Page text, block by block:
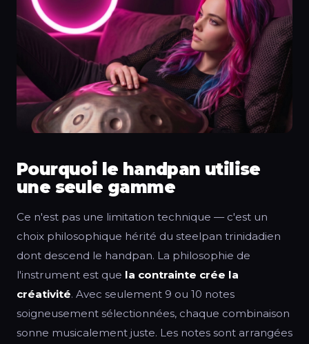
Pourquoi le handpan utilise
une seule gamme
Ce n'est pas une limitation technique — c'est un
choix philosophique hérité du steelpan trinidadien
dont descend le handpan. La philosophie de
l'instrument est que la contrainte crée la
créativité. Avec seulement 9 ou 10 notes
soigneusement sélectionnées, chaque combinaison
sonne musicalement juste. Les notes sont arrangées